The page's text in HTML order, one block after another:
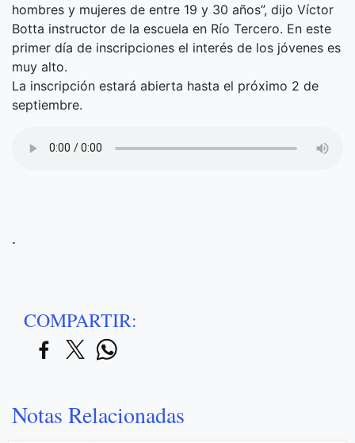
hombres y mujeres de entre 19 y 30 años”, dijo Víctor
Botta instructor de la escuela en Río Tercero. En este
primer día de inscripciones el interés de los jóvenes es
muy alto.
La inscripción estará abierta hasta el próximo 2 de
septiembre.
.
COMPARTIR:
Notas Relacionadas